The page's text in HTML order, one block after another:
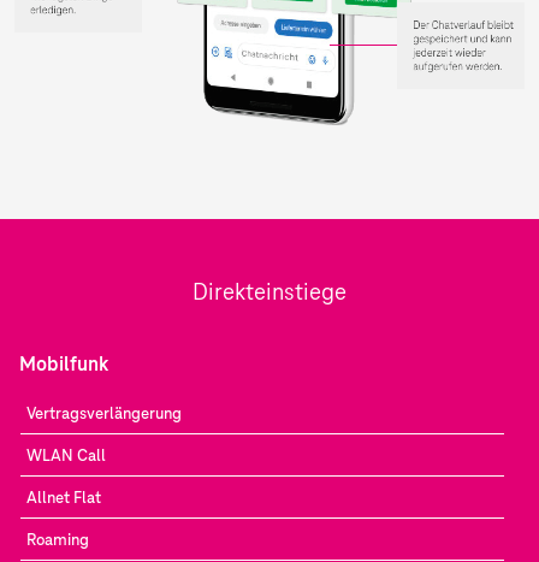
Direkteinstiege
Mobilfunk
Vertragsverlängerung
WLAN Call
Allnet Flat
Roaming